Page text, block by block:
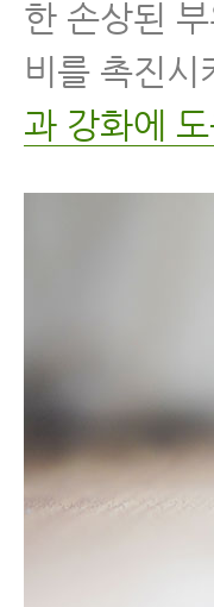
한 손상된
비를 촉진시
과 강화에